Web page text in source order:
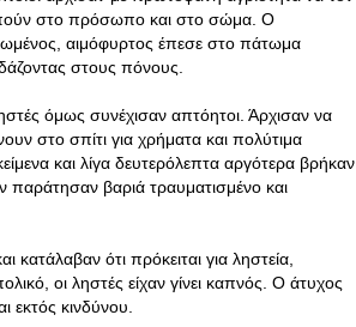
στο πρόσωπο και στο σώμα. Ο
αιμόφυρτος έπεσε στο πάτωμα
στους πόνους.
όμως συνέχισαν απτόητοι. Άρχισαν να
στο σπίτι για χρήματα και πολύτιμα
και λίγα δευτερόλεπτα αργότερα βρήκαν
παράτησαν βαριά τραυματισμένο και
κατάλαβαν ότι πρόκειται για ληστεία,
οι ληστές είχαν γίνει καπνός. Ο άτυχος
κινδύνου.